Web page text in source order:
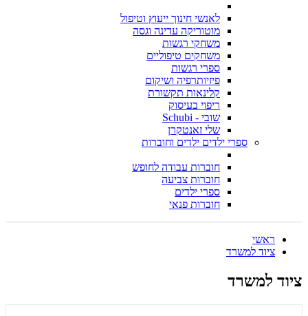
לאנשי חינוך ייעוץ וטיפול
מוטוריקה עדינה וגסה
משחקי רגשות
משחקים טיפוליים
ספרי רגשות
פיזיותרפיה ושיקום
קלינאות תקשורת
ריפוי בעיסוק
שובי - Schubi
שלי זאנטקרן
ספרי ילדים ילדים וחוברות
חוברות עבודה לחופש
חוברות צביעה
ספרי ילדים
חוברות פנאי
ראשי
ציוד למשרד
ציוד למשרד